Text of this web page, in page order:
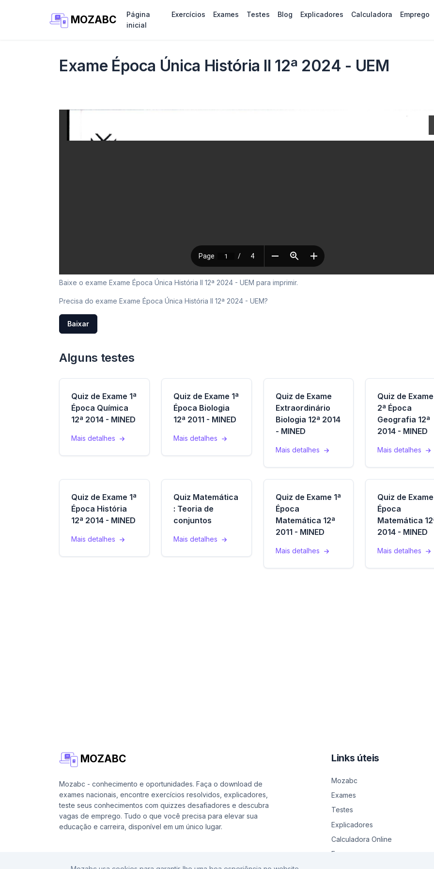
MOZABC
Página
inicial
Exercícios Exames Testes Blog Explicadores Calculadora Emprego
Exame Época Única História II 12ª 2024 - UEM
Baixe o exame Exame Época Única História II 12ª 2024 - UEM para imprimir.
Precisa do exame Exame Época Única História II 12ª 2024 - UEM?
Baixar
Alguns testes
Quiz de Exame 1ª
Época Química
12ª 2014 - MINED
Mais detalhes
Quiz de Exame 1ª
Época Biologia
12ª 2011 - MINED
Mais detalhes
Quiz de Exame
Extraordinário
Biologia 12ª 2014
- MINED
Mais detalhes
Quiz de Exame
2ª Época
Geografia 12ª
2014 - MINED
Mais detalhes
Quiz de Exame 1ª
Época História
12ª 2014 - MINED
Mais detalhes
Quiz Matemática
: Teoria de
conjuntos
Mais detalhes
Quiz de Exame 1ª
Época
Matemática 12ª
2011 - MINED
Mais detalhes
Quiz de Exame
Época
Matemática
2014 - MINED
Mais detalhes
MOZABC
Mozabc - conhecimento e oportunidades. Faça o download de
exames nacionais, encontre exercícios resolvidos, explicadores,
teste seus conhecimentos com quizzes desafiadores e descubra
vagas de emprego. Tudo o que você precisa para elevar sua
educação e carreira, disponível em um único lugar.
Links úteis
Mozabc
Exames
Testes
Explicadores
Calculadora Online
Emprego